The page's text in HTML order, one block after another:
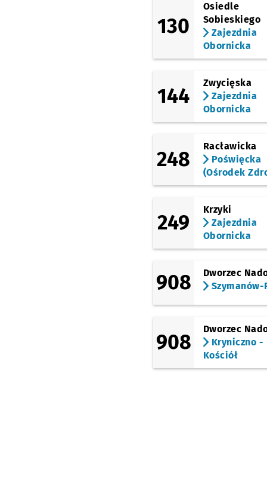
Kamieńskiego
(Żmigrodzka)
Kępińska NŻ Przystanek
(Żmigrodzka)
(Żmigrodzka)
Poświętne NŻ
(Obornicka)
130
Osiedle
Sobieskiego
Zajezdnia
Obornicka
144
Zwycięska
Zajezdnia
Obornicka
248
Racławicka
Poświęcka
(Ośrodek
249
Krzyki
Zajezdnia
Obornicka
908
Dworzec
908
Dworzec
Kryniczno -
Kościół